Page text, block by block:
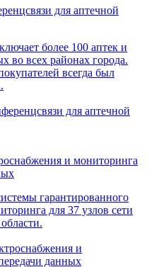
для аптечной
более 100 аптек и
во всех районах города.
всегда был
и мониторинга
гарантированного
для 37 узлов сети